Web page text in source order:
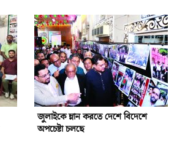
জুলাইকে ম্লান করতে দেশে বিদেশে
অপচেষ্টা চলছে